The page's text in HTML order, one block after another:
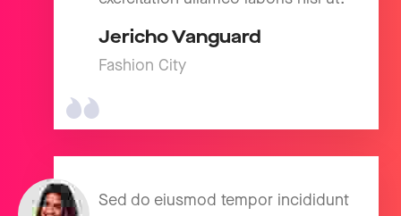
Jericho Vanguard
Fashion City
Sed do eiusmod tempor incididunt